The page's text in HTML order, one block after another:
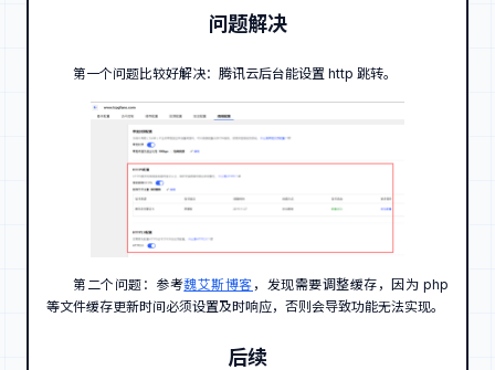
问题解决
第一个问题比较好解决：腾讯云后台能设置 http 跳转。
第二个问题：参考魏艾斯博客 ，发现需要调整缓存，因为 php
等文件缓存更新时间必须设置及时响应，否则会导致功能无法实现。
后续